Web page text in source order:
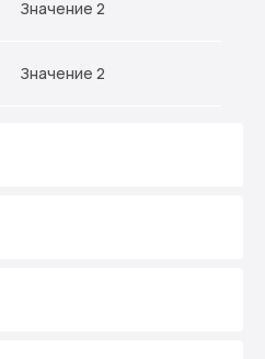
Значение 2
Значение 2